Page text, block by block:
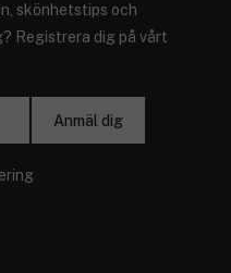
skönhetstips och
Registrera dig på vårt
Anmäl dig